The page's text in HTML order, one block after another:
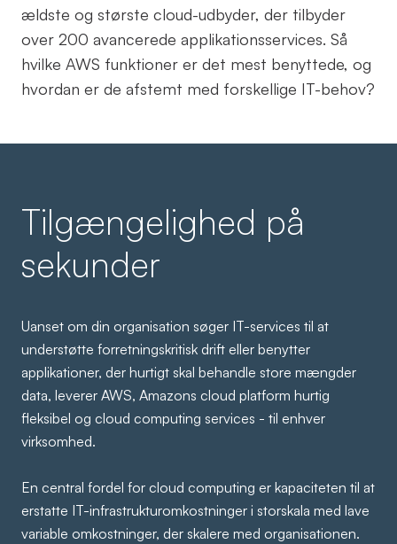
ældste og største cloud-udbyder, der tilbyder
over 200 avancerede applikationsservices. Så
hvilke AWS funktioner er det mest benyttede, og
hvordan er de afstemt med forskellige IT-behov?
Tilgængelighed på
sekunder
Uanset om din organisation søger IT-services til at
understøtte forretningskritisk drift eller benytter
applikationer, der hurtigt skal behandle store mængder
data, leverer AWS, Amazons cloud platform hurtig
fleksibel og cloud computing services - til enhver
virksomhed.
En central fordel for cloud computing er kapaciteten til at
erstatte IT-infrastrukturomkostninger i storskala med lave
variable omkostninger, der skalere med organisationen.